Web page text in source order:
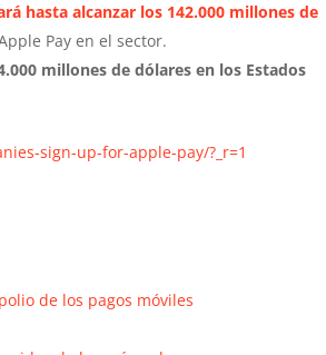
hasta alcanzar los 142.000 millones de
Pay en el sector.
millones de dólares en los Estados
sign-up-for-apple-pay/?_r=1
de los pagos móviles